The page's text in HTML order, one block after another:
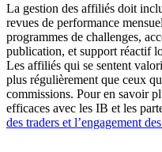
La gestion des affiliés doit
revues de performance
programmes de challenges,
publication, et support réactif
Les affiliés qui se sentent
plus régulièrement que ceux
commissions. Pour en savoir
efficaces avec les IB et les
des traders et l’engagement